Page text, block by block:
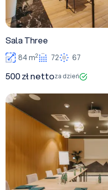
Sala Three
84 m2 72 67
500 zł nettoza dzień
Sala One